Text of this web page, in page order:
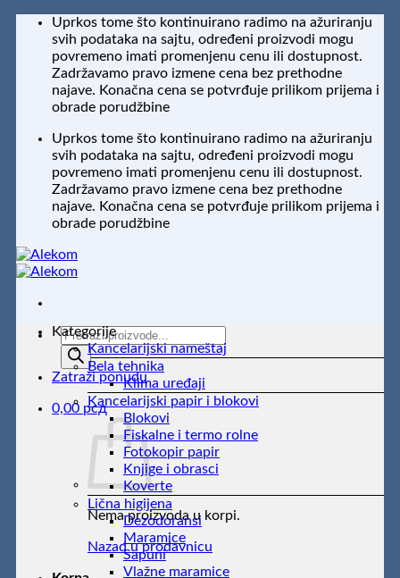
Preskoči
sadržaj
Uprkos tome što kontinuirano radimo na ažuriranju
svih podataka na sajtu, određeni proizvodi mogu
povremeno imati promenjenu cenu ili dostupnost.
Zadržavamo pravo izmene cena bez prethodne
najave. Konačna cena se potvrđuje prilikom prijema i
obrade porudžbine
Uprkos tome što kontinuirano radimo na ažuriranju
svih podataka na sajtu, određeni proizvodi mogu
povremeno imati promenjenu cenu ili dostupnost.
Zadržavamo pravo izmene cena bez prethodne
najave. Konačna cena se potvrđuje prilikom prijema i
obrade porudžbine
Products
search
Zatraži ponudu
0,00 рсд
Nema proizvoda u korpi.
Nazad u prodavnicu
Kategorije
Kancelarijski nameštaj
Bela tehnika
Klima uređaji
Kancelarijski papir i blokovi
Blokovi
Fiskalne i termo rolne
Fotokopir papir
Knjige i obrasci
Koverte
Lična higijena
Dezodoransi
Maramice
Sapuni
Vlažne maramice